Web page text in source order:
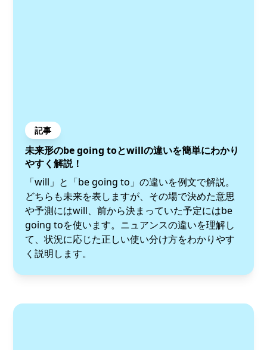
記事
未来形のbe going toとwillの違いを簡単にわかり
やすく解説！
「will」と「be going to」の違いを例文で解説。
どちらも未来を表しますが、その場で決めた意思
や予測にはwill、前から決まっていた予定にはbe
going toを使います。ニュアンスの違いを理解し
て、状況に応じた正しい使い分け方をわかりやす
く説明します。